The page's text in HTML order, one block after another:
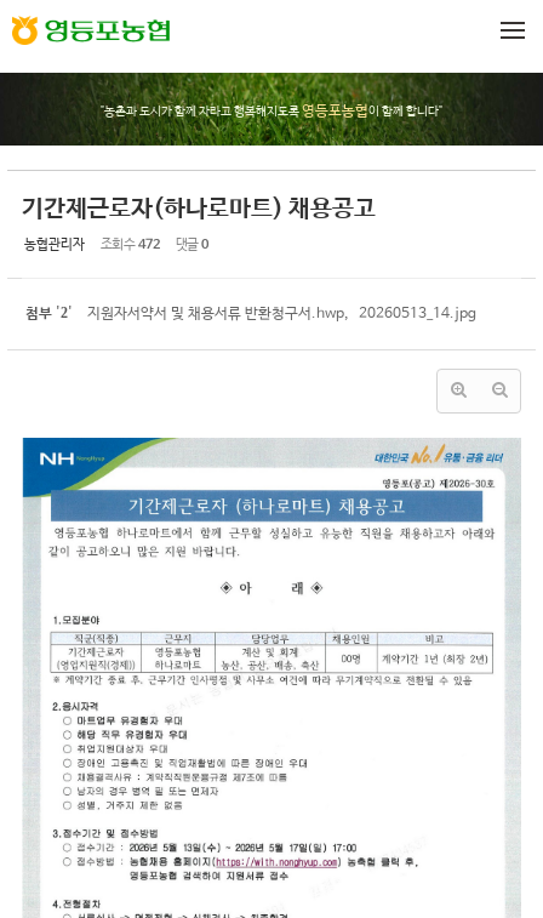
"농촌과 도시가 함께 자라고 행복해지도록영등포농협이 함께 합니다"
기간제근로자(하나로마트) 채용공고
농협관리자 조회 수472 댓글0
첨부 '2' 지원자서약서 및 채용서류 반환청구서.hwp, 20260513_14.jpg